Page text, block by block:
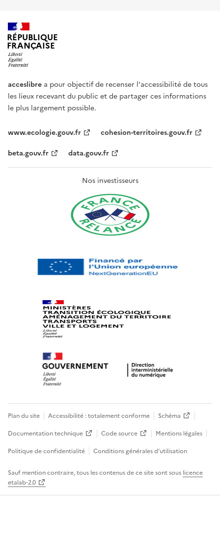
RÉPUBLIQUE
FRANÇAISE
acceslibre a pour objectif de recenser l'accessibilité de tous
les lieux recevant du public et de partager ces informations
le plus largement possible.
www.ecologie.gouv.fr
cohesion-territoires.gouv.fr
beta.gouv.fr
data.gouv.fr
Nos investisseurs
Plan du site Accessibilité : totalement conforme
Schéma
Documentation technique
Code source
Mentions légales
Politique de confidentialité
Conditions générales d’utilisation
Sauf mention contraire, tous les contenus de ce site sont sous licence
etalab-2.0